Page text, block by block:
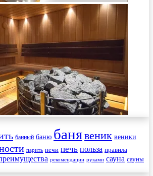
банный баню банявеник веники
парить печи печь польза правила
рекомендации руками сауна сауны